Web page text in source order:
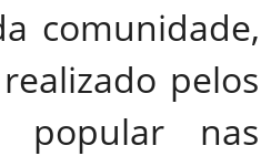
popular